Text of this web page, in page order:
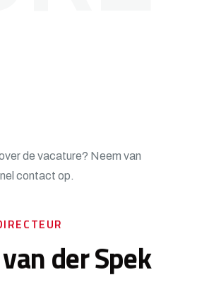
de vacature? Neem van
contact op.
der Spek